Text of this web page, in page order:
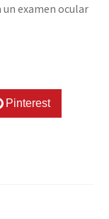
examen ocular
Pinterest